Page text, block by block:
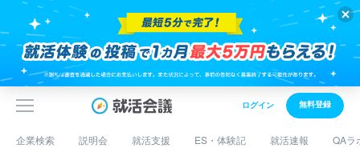
ログイン 無料登録
企業検索 説明会 就活支援 ES・体験記 就活速報 QAラ